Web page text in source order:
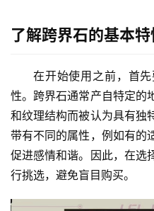
了解跨界石的基本特
在开始使用之前，首
性。跨界石通常产自特定的
和纹理结构而被认为具有独
带有不同的属性，例如有的
促进感情和谐。因此，在选
行挑选，避免盲目购买。